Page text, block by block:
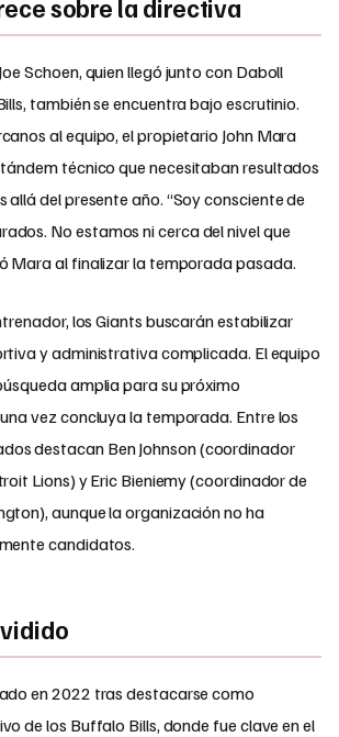
sobre la directiva
Schoen, quien llegó junto con Daboll
también se encuentra bajo escrutinio.
al equipo, el propietario John Mara
técnico que necesitaban resultados
del presente año. “Soy consciente de
No estamos ni cerca del nivel que
Mara al finalizar la temporada pasada.
los Giants buscarán estabilizar
y administrativa complicada. El equipo
amplia para su próximo
vez concluya la temporada. Entre los
destacan Ben Johnson (coordinador
Lions) y Eric Bieniemy (coordinador de
aunque la organización no ha
candidatos.
en 2022 tras destacarse como
de los Buffalo Bills, donde fue clave en el